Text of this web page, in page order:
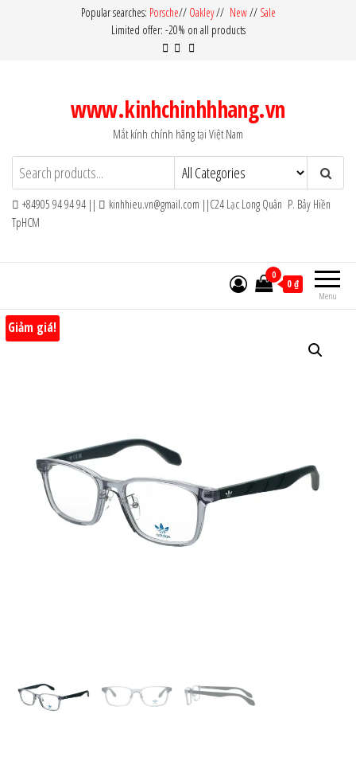
Popular searches: Porsche// Oakley// New// Sale
Limited offer: -20% on all products
www.kinhchinhhhang.vn
Mắt kính chính hãng tại Việt Nam
+84905 94 94 94 ||
kinhhieu.vn@gmail.com ||C24 Lạc Long Quân P. Bảy Hiền
TpHCM
Menu
0
0 ₫
Giảm giá!